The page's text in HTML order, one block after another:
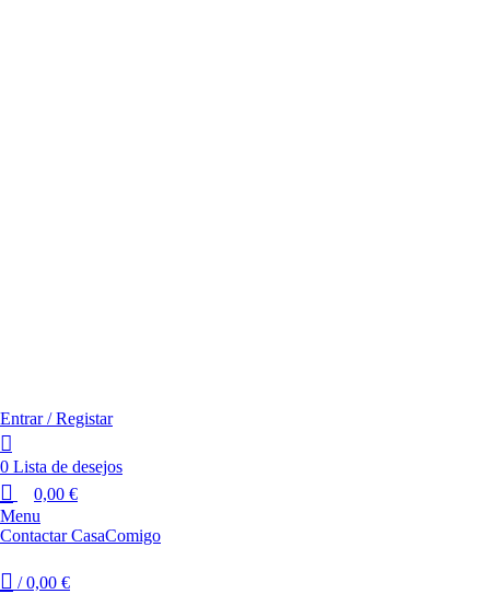
Entrar / Registar
0 Lista de desejos
0,00 €
Menu
Contactar CasaComigo
/ 0,00 €